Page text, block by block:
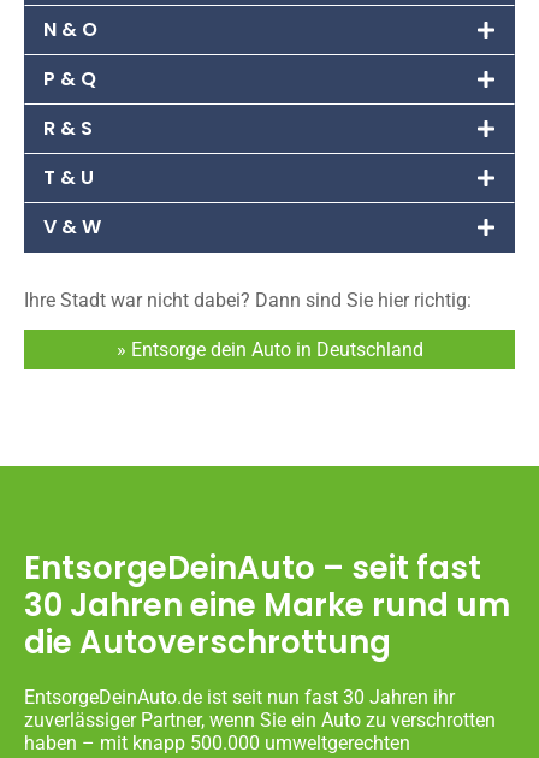
N & O
P & Q
R & S
T & U
V & W
Ihre Stadt war nicht dabei? Dann sind Sie hier richtig:
» Entsorge dein Auto in Deutschland
EntsorgeDeinAuto – seit fast
30 Jahren eine Marke rund um
die Autoverschrottung
EntsorgeDeinAuto.de ist seit nun fast 30 Jahren ihr
zuverlässiger Partner, wenn Sie ein Auto zu verschrotten
haben – mit knapp 500.000 umweltgerechten